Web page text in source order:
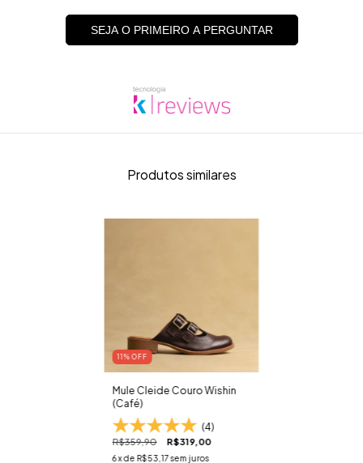
SEJA O PRIMEIRO A PERGUNTAR
Produtos similares
11% OFF
Mule Cleide Couro Wishin
(Café)
(4)
R$359,90 R$319,00
6x de R$53,17sem juros